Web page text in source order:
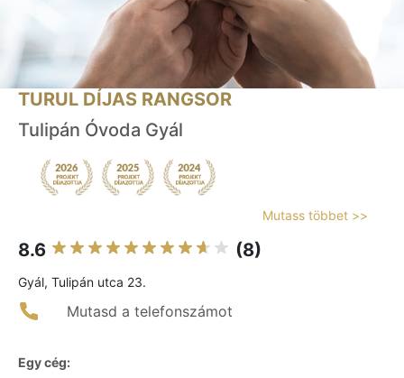
TURUL DÍJAS RANGSOR
Tulipán Óvoda Gyál
Mutass többet >>
8.6 (8)
Gyál, Tulipán utca 23.
Mutasd a telefonszámot
Egy cég: